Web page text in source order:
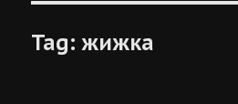
Tag: жижка